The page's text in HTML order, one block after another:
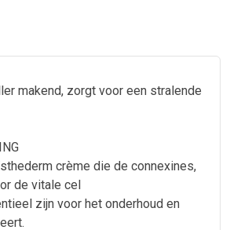
makend, zorgt voor een stralende
crème die de connexines,
de vitale cel
zijn voor het onderhoud en